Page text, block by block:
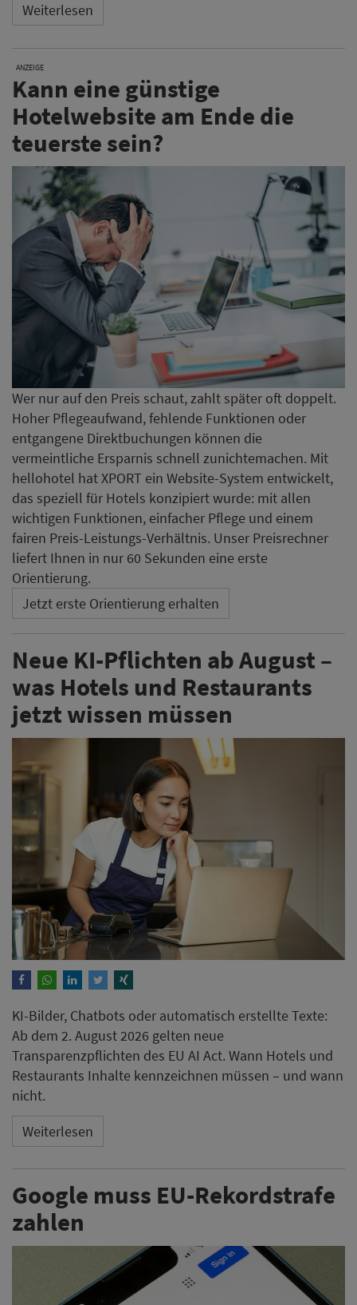
Weiterlesen
ANZEIGE
Kann eine günstige
Hotelwebsite am Ende die
teuerste sein?
Wer nur auf den Preis schaut, zahlt später oft doppelt.
Hoher Pflegeaufwand, fehlende Funktionen oder
entgangene Direktbuchungen können die
vermeintliche Ersparnis schnell zunichtemachen. Mit
hellohotel hat XPORT ein Website-System entwickelt,
das speziell für Hotels konzipiert wurde: mit allen
wichtigen Funktionen, einfacher Pflege und einem
fairen Preis-Leistungs-Verhältnis. Unser Preisrechner
liefert Ihnen in nur 60 Sekunden eine erste
Orientierung.
Jetzt erste Orientierung erhalten
Neue KI-Pflichten ab August –
was Hotels und Restaurants
jetzt wissen müssen
KI-Bilder, Chatbots oder automatisch erstellte Texte:
Ab dem 2. August 2026 gelten neue
Transparenzpflichten des EU AI Act. Wann Hotels und
Restaurants Inhalte kennzeichnen müssen – und wann
nicht.
Weiterlesen
Google muss EU-Rekordstrafe
zahlen